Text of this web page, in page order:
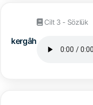
kergâh
Cilt 3 - Sözlük